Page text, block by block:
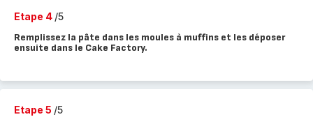
Etape 4 /5
Remplissez la pâte dans les moules à muffins et les déposer
ensuite dans le Cake Factory.
Etape 5 /5